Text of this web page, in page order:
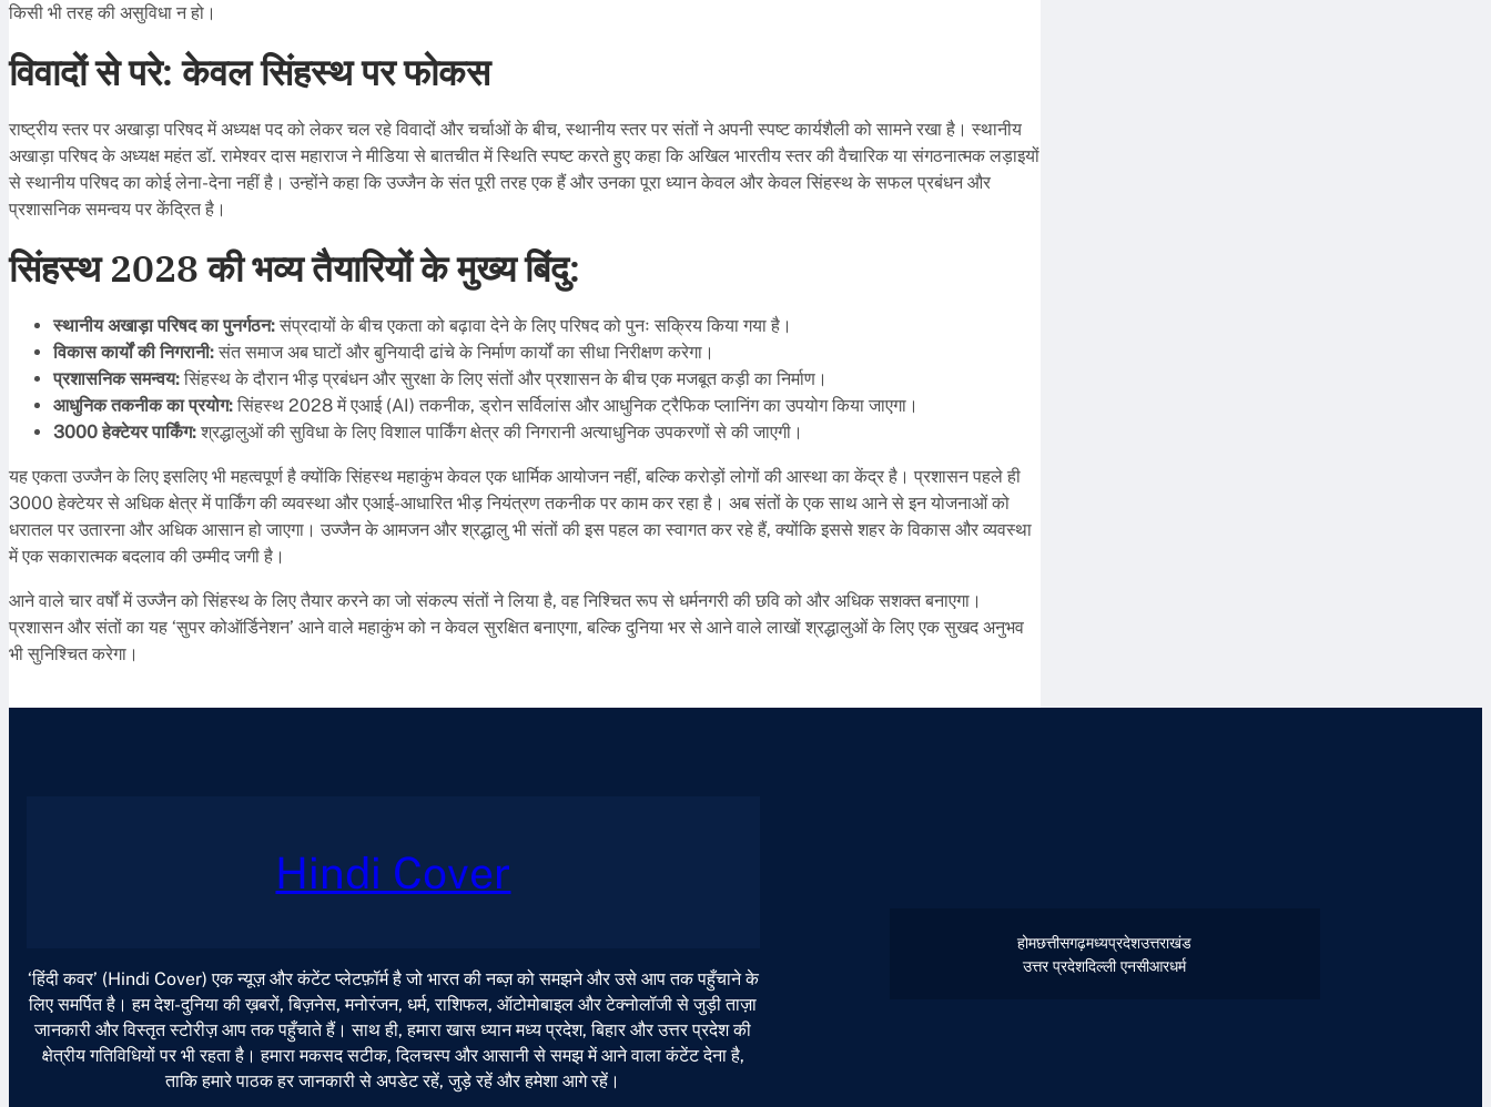
किसी भी तरह की असुविधा न हो।
विवादों से परे: केवल सिंहस्थ पर फोकस
राष्ट्रीय स्तर पर अखाड़ा परिषद में अध्यक्ष पद को लेकर चल रहे विवादों और चर्चाओं के बीच, स्थानीय स्तर पर संतों ने अपनी स्पष्ट कार्यशैली को सामने रखा है। स्थानीय
अखाड़ा परिषद के अध्यक्ष महंत डॉ. रामेश्वर दास महाराज ने मीडिया से बातचीत में स्थिति स्पष्ट करते हुए कहा कि अखिल भारतीय स्तर की वैचारिक या संगठनात्मक लड़ाइयों
से स्थानीय परिषद का कोई लेना-देना नहीं है। उन्होंने कहा कि उज्जैन के संत पूरी तरह एक हैं और उनका पूरा ध्यान केवल और केवल सिंहस्थ के सफल प्रबंधन और
प्रशासनिक समन्वय पर केंद्रित है।
सिंहस्थ 2028 की भव्य तैयारियों के मुख्य बिंदु:
स्थानीय अखाड़ा परिषद का पुनर्गठन: संप्रदायों के बीच एकता को बढ़ावा देने के लिए परिषद को पुनः सक्रिय किया गया है।
विकास कार्यों की निगरानी: संत समाज अब घाटों और बुनियादी ढांचे के निर्माण कार्यों का सीधा निरीक्षण करेगा।
प्रशासनिक समन्वय: सिंहस्थ के दौरान भीड़ प्रबंधन और सुरक्षा के लिए संतों और प्रशासन के बीच एक मजबूत कड़ी का निर्माण।
आधुनिक तकनीक का प्रयोग: सिंहस्थ 2028 में एआई (AI) तकनीक, ड्रोन सर्विलांस और आधुनिक ट्रैफिक प्लानिंग का उपयोग किया जाएगा।
3000 हेक्टेयर पार्किंग: श्रद्धालुओं की सुविधा के लिए विशाल पार्किंग क्षेत्र की निगरानी अत्याधुनिक उपकरणों से की जाएगी।
यह एकता उज्जैन के लिए इसलिए भी महत्वपूर्ण है क्योंकि सिंहस्थ महाकुंभ केवल एक धार्मिक आयोजन नहीं, बल्कि करोड़ों लोगों की आस्था का केंद्र है। प्रशासन पहले ही
3000 हेक्टेयर से अधिक क्षेत्र में पार्किंग की व्यवस्था और एआई-आधारित भीड़ नियंत्रण तकनीक पर काम कर रहा है। अब संतों के एक साथ आने से इन योजनाओं को
धरातल पर उतारना और अधिक आसान हो जाएगा। उज्जैन के आमजन और श्रद्धालु भी संतों की इस पहल का स्वागत कर रहे हैं, क्योंकि इससे शहर के विकास और व्यवस्था
में एक सकारात्मक बदलाव की उम्मीद जगी है।
आने वाले चार वर्षों में उज्जैन को सिंहस्थ के लिए तैयार करने का जो संकल्प संतों ने लिया है, वह निश्चित रूप से धर्मनगरी की छवि को और अधिक सशक्त बनाएगा।
प्रशासन और संतों का यह ‘सुपर कोऑर्डिनेशन’ आने वाले महाकुंभ को न केवल सुरक्षित बनाएगा, बल्कि दुनिया भर से आने वाले लाखों श्रद्धालुओं के लिए एक सुखद अनुभव
भी सुनिश्चित करेगा।
Hindi Cover
‘हिंदी कवर’ (Hindi Cover) एक न्यूज़ और कंटेंट प्लेटफ़ॉर्म है जो भारत की नब्ज़ को समझने और उसे आप तक पहुँचाने के
लिए समर्पित है। हम देश-दुनिया की ख़बरों, बिज़नेस, मनोरंजन, धर्म, राशिफल, ऑटोमोबाइल और टेक्नोलॉजी से जुड़ी ताज़ा
जानकारी और विस्तृत स्टोरीज़ आप तक पहुँचाते हैं। साथ ही, हमारा खास ध्यान मध्य प्रदेश, बिहार और उत्तर प्रदेश की
क्षेत्रीय गतिविधियों पर भी रहता है। हमारा मकसद सटीक, दिलचस्प और आसानी से समझ में आने वाला कंटेंट देना है,
ताकि हमारे पाठक हर जानकारी से अपडेट रहें, जुड़े रहें और हमेशा आगे रहें।
होमछत्तीसगढ़मध्यप्रदेशउत्तराखंड
उत्तर प्रदेशदिल्ली एनसीआरधर्म